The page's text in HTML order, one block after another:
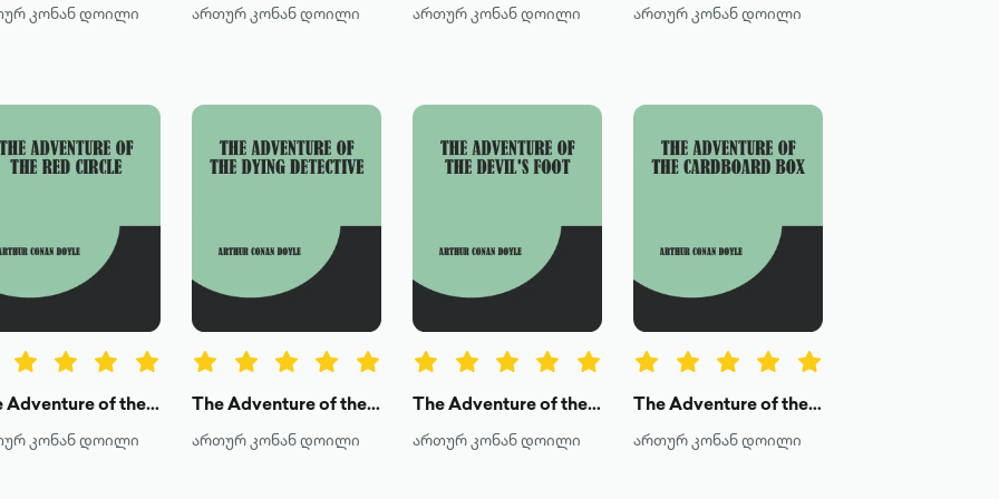
კონან დოილი ართურ კონან დოილი ართურ კონან დოილი ართურ კონან დოილი
The Adventure of the Red Circle
კონან დოილი
The Adventure of the Dying Detective
ართურ კონან დოილი
The Adventure of the Devil's Foot
ართურ კონან დოილი
The Adventure of the Cardboard Box
ართურ კონან დოილი